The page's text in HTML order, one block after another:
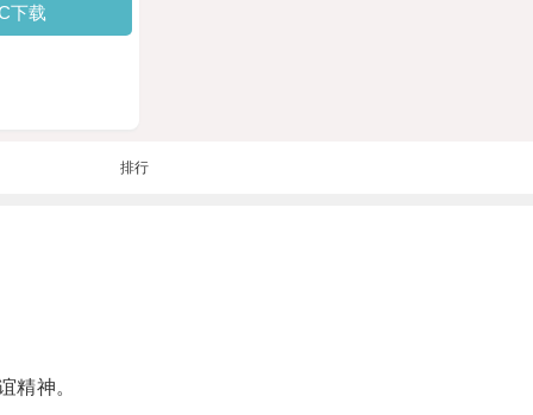
下载
排行
精神。